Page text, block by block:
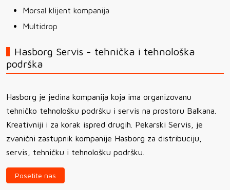
Morsal klijent kompanija
Multidrop
Hasborg Servis - tehnička i tehnološka
podrška
Hasborg je jedina kompanija koja ima organizovanu
tehničko tehnološku podršku i servis na prostoru Balkana.
Kreativniji i za korak ispred drugih. Pekarski Servis, je
zvanični zastupnik kompanije Hasborg za distribuciju,
servis, tehničku i tehnološku podršku.
Posetite nas